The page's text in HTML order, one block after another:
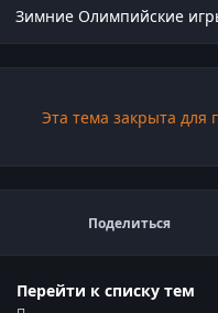
Зимние Олимпийские
Эта тема закрыта для
Поделиться
Перейти к списку тем